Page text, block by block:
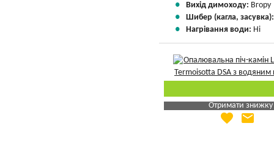
Вихід димоходу: Вгору
Шибер (кагла,
Нагрівання води: Ні
Отримати знижку
Яка Ваша ціна
favorite email